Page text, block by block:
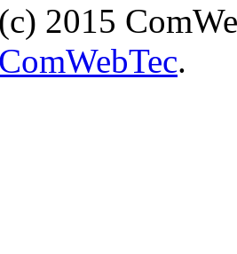
2015
ComWebTec.